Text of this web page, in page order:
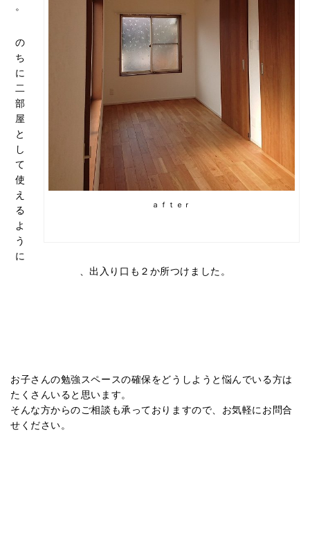
ａｆｔｅｒ
。
の
ち
に
二
部
屋
と
し
て
使
え
る
よ
う
に
、出入り口も２か所つけました。
お子さんの勉強スペースの確保をどうしようと悩んでいる方は
たくさんいると思います。
そんな方からのご相談も承っておりますので、お気軽にお問合
せください。